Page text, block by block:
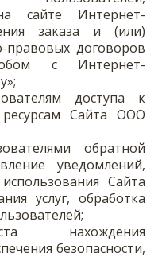
сайте Интернет-
заказа и (или)
правовых договоров
с Интернет-
доступа к
ресурсам Сайта ООО
обратной
уведомлений,
Сайта
услуг, обработка
нахождения
безопасности,